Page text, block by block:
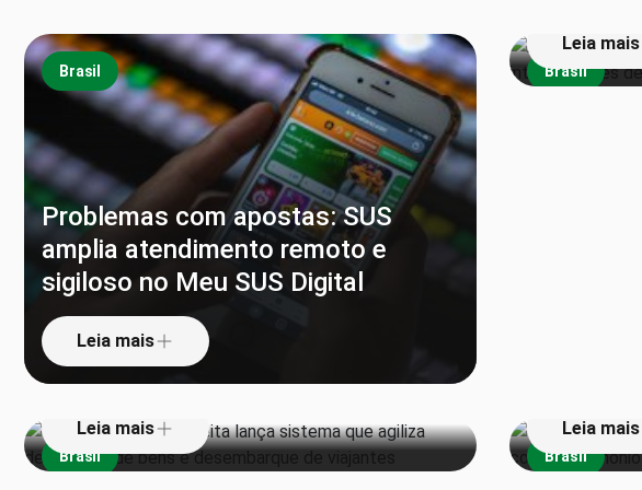
Brasil
Problemas com apostas: SUS
amplia atendimento remoto e
sigiloso no Meu SUS Digital
Leia mais
Brasil
Leia mais
Brasil
‘Pula alfândega’: Receita lança
sistema que agiliza declaração de
bens e desembarque de viajantes
Leia mais
Brasil
Leia mais